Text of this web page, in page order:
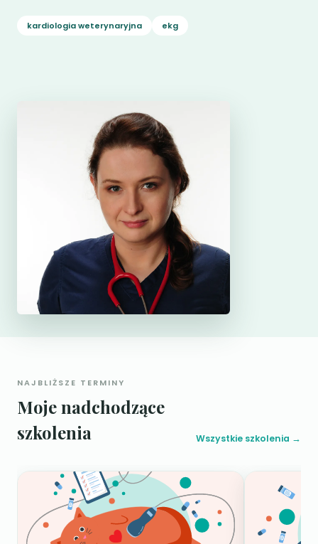
kardiologia weterynaryjna ekg
NAJBLIŻSZE TERMINY
Moje nadchodzące
szkolenia
Wszystkie szkolenia →